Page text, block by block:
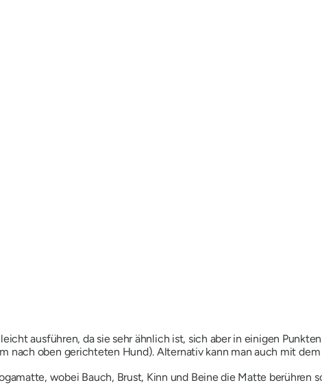
leicht ausführen, da sie sehr ähnlich ist, sich aber in einigen
nach oben gerichteten Hund). Alternativ kann man auch mit
wobei Bauch, Brust, Kinn und Beine die Matte berühren